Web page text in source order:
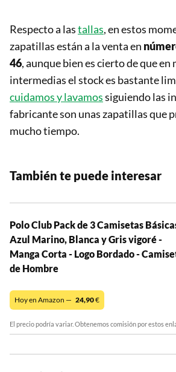
Respecto a lastallas, en estos
zapatillas están a la venta en
46, aunque bien es cierto de que en
intermedias el stock es bastante
cuidamos y lavamossiguiendo las
fabricante son unas zapatillas que
mucho tiempo.
También te puede interesar
Polo Club Pack de 3 Camisetas
Azul Marino, Blanca y Gris vigoré -
Manga Corta - Logo Bordado -
de Hombre
Hoy en Amazon — 24,90€
El precio podría variar. Obtenemos comisión por estos